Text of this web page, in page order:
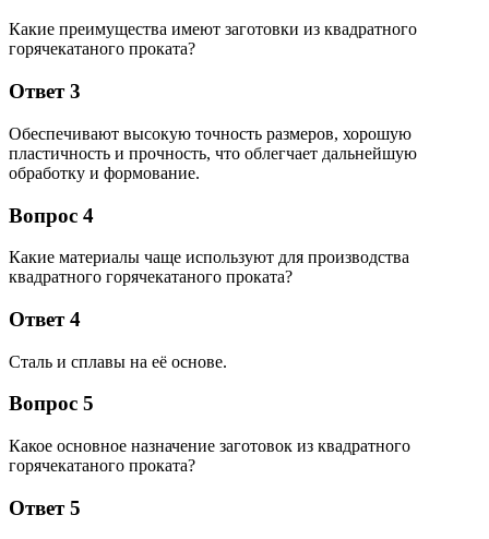
Какие преимущества имеют заготовки из квадратного
горячекатаного проката?
Ответ 3
Обеспечивают высокую точность размеров, хорошую
пластичность и прочность, что облегчает дальнейшую
обработку и формование.
Вопрос 4
Какие материалы чаще используют для производства
квадратного горячекатаного проката?
Ответ 4
Сталь и сплавы на её основе.
Вопрос 5
Какое основное назначение заготовок из квадратного
горячекатаного проката?
Ответ 5